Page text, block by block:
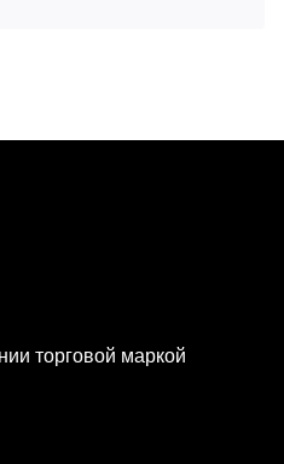
торговой маркой